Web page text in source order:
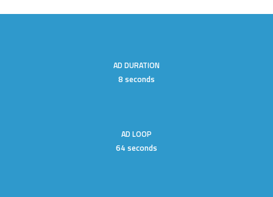
AD DURATION
8 seconds
AD LOOP
64 seconds